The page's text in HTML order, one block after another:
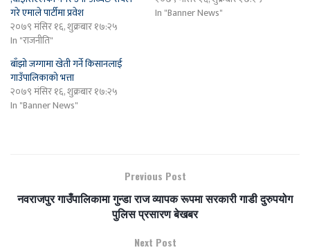
गरे एमाले पार्टीमा प्रवेश
२०७९ मंसिर १६, शुक्रबार १७:२५
In "राजनीति"
In "Banner News"
बाँझो जग्गामा खेती गर्ने किसानलाई
गाउँपालिकाको भत्ता
२०७९ मंसिर १६, शुक्रबार १७:२५
In "Banner News"
Previous Post
नवराजपुर गाउँपालिकामा गुन्डा राज व्यापक रूपमा सरकारी गाडी दुरुपयोग
पुलिस प्रसारण बेखबर
Next Post